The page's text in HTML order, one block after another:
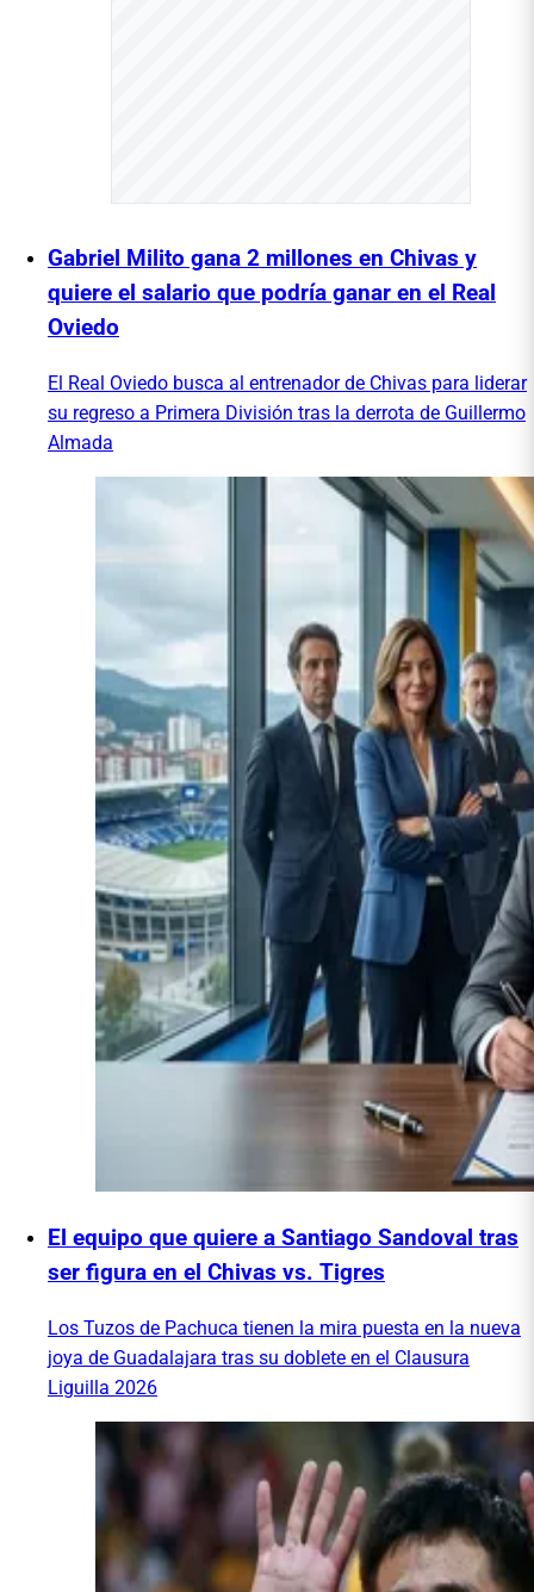
Gabriel Milito gana 2 millones en Chivas y
quiere el salario que podría ganar en el Real
Oviedo
El Real Oviedo busca al entrenador de Chivas para liderar
su regreso a Primera División tras la derrota de Guillermo
Almada
El equipo que quiere a Santiago Sandoval tras
ser figura en el Chivas vs. Tigres
Los Tuzos de Pachuca tienen la mira puesta en la nueva
joya de Guadalajara tras su doblete en el Clausura
Liguilla 2026